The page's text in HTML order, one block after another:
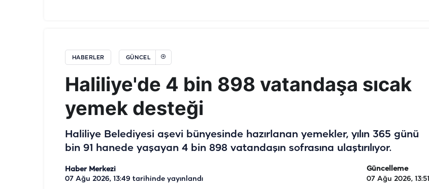
HABERLER GÜNCEL
Haliliye'de 4 bin 898 vatandaşa sıcak
yemek desteği
Haliliye Belediyesi aşevi bünyesinde hazırlanan yemekler, yılın 365 günü
bin 91 hanede yaşayan 4 bin 898 vatandaşın sofrasına ulaştırılıyor.
Haber Merkezi
07 Ağu 2026, 13:49 tarihinde yayınlandı
Güncelleme
07 Ağu 2026, 13:51